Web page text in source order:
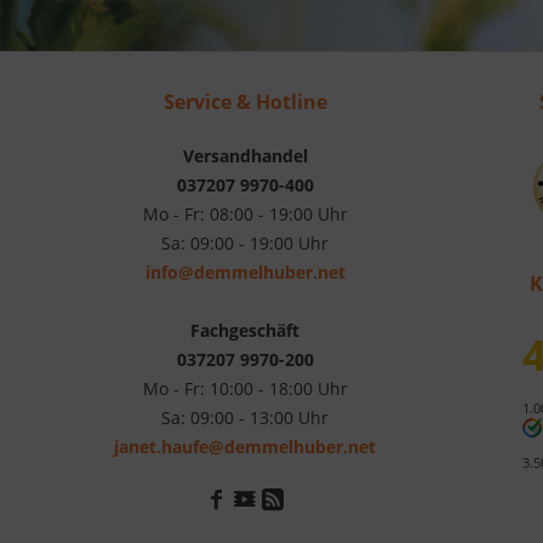
Service & Hotline
Versandhandel
037207 9970-400
Mo - Fr: 08:00 - 19:00 Uhr
Sa: 09:00 - 19:00 Uhr
info@demmelhuber.net
Fachgeschäft
037207 9970-200
Mo - Fr: 10:00 - 18:00 Uhr
Sa: 09:00 - 13:00 Uhr
janet.haufe@demmelhuber.net